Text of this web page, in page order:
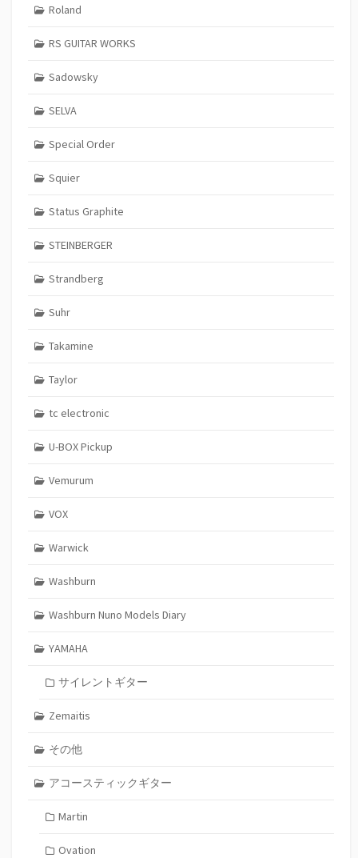
Roland
RS GUITAR WORKS
Sadowsky
SELVA
Special Order
Squier
Status Graphite
STEINBERGER
Strandberg
Suhr
Takamine
Taylor
tc electronic
U-BOX Pickup
Vemurum
VOX
Warwick
Washburn
Washburn Nuno Models Diary
YAMAHA
サイレントギター
Zemaitis
その他
アコースティックギター
Martin
Ovation